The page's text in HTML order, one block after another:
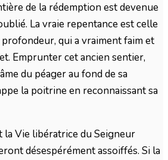
de la rédemption est devenue
La vraie repentance est celle
qui a vraiment faim et
Emprunter cet ancien sentier,
du péager au fond de sa
la poitrine en reconnaissant sa
la Vie libératrice du Seigneur
désespérément assoiffés. Si la